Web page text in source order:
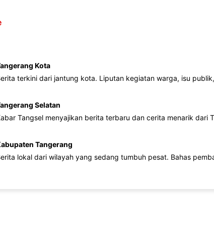
Kota
terkini dari jantung kota. Liputan kegiatan warga, isu
Selatan
Tangsel menyajikan berita terbaru dan cerita menarik dari
Tangerang
lokal dari wilayah yang sedang tumbuh pesat. Bahas